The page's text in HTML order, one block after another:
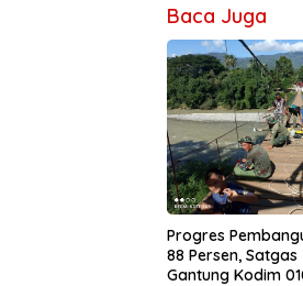
Baca Juga
Progres
88 Persen,
Gantung Kodim